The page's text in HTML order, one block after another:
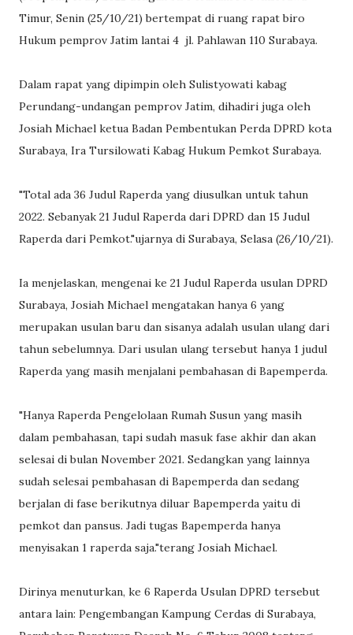
Timur, Senin (25/10/21) bertempat di ruang rapat biro
Hukum pemprov Jatim lantai 4 jl. Pahlawan 110 Surabaya.
Dalam rapat yang dipimpin oleh Sulistyowati kabag
Perundang-undangan pemprov Jatim, dihadiri juga oleh
Josiah Michael ketua Badan Pembentukan Perda DPRD kota
Surabaya, Ira Tursilowati Kabag Hukum Pemkot Surabaya.
"Total ada 36 Judul Raperda yang diusulkan untuk tahun
2022. Sebanyak 21 Judul Raperda dari DPRD dan 15 Judul
Raperda dari Pemkot."ujarnya di Surabaya, Selasa (26/10/21).
Ia menjelaskan, mengenai ke 21 Judul Raperda usulan DPRD
Surabaya, Josiah Michael mengatakan hanya 6 yang
merupakan usulan baru dan sisanya adalah usulan ulang dari
tahun sebelumnya. Dari usulan ulang tersebut hanya 1 judul
Raperda yang masih menjalani pembahasan di Bapemperda.
"Hanya Raperda Pengelolaan Rumah Susun yang masih
dalam pembahasan, tapi sudah masuk fase akhir dan akan
selesai di bulan November 2021. Sedangkan yang lainnya
sudah selesai pembahasan di Bapemperda dan sedang
berjalan di fase berikutnya diluar Bapemperda yaitu di
pemkot dan pansus. Jadi tugas Bapemperda hanya
menyisakan 1 raperda saja."terang Josiah Michael.
Dirinya menuturkan, ke 6 Raperda Usulan DPRD tersebut
antara lain: Pengembangan Kampung Cerdas di Surabaya,